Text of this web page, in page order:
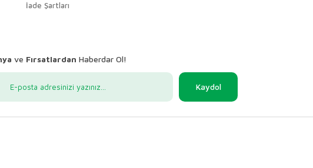
İade Şartları
ve Fırsatlardan Haberdar Ol!
Kaydol